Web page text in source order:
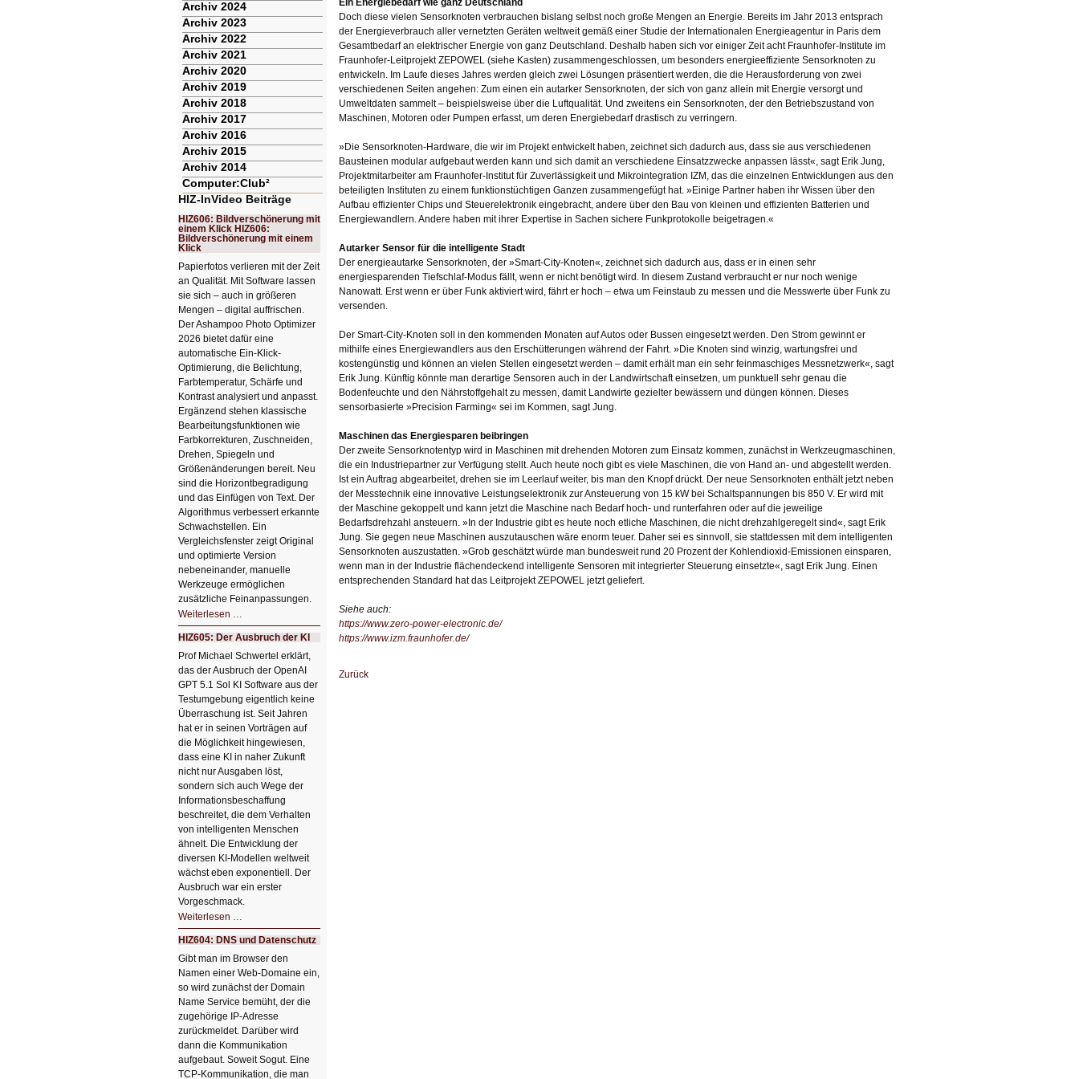
Ein Energiebedarf wie ganz Deutschland
Doch diese vielen Sensorknoten verbrauchen bislang selbst noch große Mengen an Energie. Bereits im Jahr 2013 entsprach
der Energieverbrauch aller vernetzten Geräten weltweit gemäß einer Studie der Internationalen Energieagentur in Paris dem
Gesamtbedarf an elektrischer Energie von ganz Deutschland. Deshalb haben sich vor einiger Zeit acht Fraunhofer-Institute im
Fraunhofer-Leitprojekt ZEPOWEL (siehe Kasten) zusammengeschlossen, um besonders energieeffiziente Sensorknoten zu
entwickeln. Im Laufe dieses Jahres werden gleich zwei Lösungen präsentiert werden, die die Herausforderung von zwei
verschiedenen Seiten angehen: Zum einen ein autarker Sensorknoten, der sich von ganz allein mit Energie versorgt und
Umweltdaten sammelt – beispielsweise über die Luftqualität. Und zweitens ein Sensorknoten, der den Betriebszustand von
Maschinen, Motoren oder Pumpen erfasst, um deren Energiebedarf drastisch zu verringern.
»Die Sensorknoten-Hardware, die wir im Projekt entwickelt haben, zeichnet sich dadurch aus, dass sie aus verschiedenen
Bausteinen modular aufgebaut werden kann und sich damit an verschiedene Einsatzzwecke anpassen lässt«, sagt Erik Jung,
Projektmitarbeiter am Fraunhofer-Institut für Zuverlässigkeit und Mikrointegration IZM, das die einzelnen Entwicklungen aus den
beteiligten Instituten zu einem funktionstüchtigen Ganzen zusammengefügt hat. »Einige Partner haben ihr Wissen über den
Aufbau effizienter Chips und Steuerelektronik eingebracht, andere über den Bau von kleinen und effizienten Batterien und
Energiewandlern. Andere haben mit ihrer Expertise in Sachen sichere Funkprotokolle beigetragen.«
Autarker Sensor für die intelligente Stadt
Der energieautarke Sensorknoten, der »Smart-City-Knoten«, zeichnet sich dadurch aus, dass er in einen sehr
energiesparenden Tiefschlaf-Modus fällt, wenn er nicht benötigt wird. In diesem Zustand verbraucht er nur noch wenige
Nanowatt. Erst wenn er über Funk aktiviert wird, fährt er hoch – etwa um Feinstaub zu messen und die Messwerte über Funk zu
versenden.
Der Smart-City-Knoten soll in den kommenden Monaten auf Autos oder Bussen eingesetzt werden. Den Strom gewinnt er
mithilfe eines Energiewandlers aus den Erschütterungen während der Fahrt. »Die Knoten sind winzig, wartungsfrei und
kostengünstig und können an vielen Stellen eingesetzt werden – damit erhält man ein sehr feinmaschiges Messnetzwerk«, sagt
Erik Jung. Künftig könnte man derartige Sensoren auch in der Landwirtschaft einsetzen, um punktuell sehr genau die
Bodenfeuchte und den Nährstoffgehalt zu messen, damit Landwirte gezielter bewässern und düngen können. Dieses
sensorbasierte »Precision Farming« sei im Kommen, sagt Jung.
Maschinen das Energiesparen beibringen
Der zweite Sensorknotentyp wird in Maschinen mit drehenden Motoren zum Einsatz kommen, zunächst in Werkzeugmaschinen,
die ein Industriepartner zur Verfügung stellt. Auch heute noch gibt es viele Maschinen, die von Hand an- und abgestellt werden.
Ist ein Auftrag abgearbeitet, drehen sie im Leerlauf weiter, bis man den Knopf drückt. Der neue Sensorknoten enthält jetzt neben
der Messtechnik eine innovative Leistungselektronik zur Ansteuerung von 15 kW bei Schaltspannungen bis 850 V. Er wird mit
der Maschine gekoppelt und kann jetzt die Maschine nach Bedarf hoch- und runterfahren oder auf die jeweilige
Bedarfsdrehzahl ansteuern. »In der Industrie gibt es heute noch etliche Maschinen, die nicht drehzahlgeregelt sind«, sagt Erik
Jung. Sie gegen neue Maschinen auszutauschen wäre enorm teuer. Daher sei es sinnvoll, sie stattdessen mit dem intelligenten
Sensorknoten auszustatten. »Grob geschätzt würde man bundesweit rund 20 Prozent der Kohlendioxid-Emissionen einsparen,
wenn man in der Industrie flächendeckend intelligente Sensoren mit integrierter Steuerung einsetzte«, sagt Erik Jung. Einen
entsprechenden Standard hat das Leitprojekt ZEPOWEL jetzt geliefert.
Siehe auch:
https://www.zero-power-electronic.de/
https://www.izm.fraunhofer.de/
Zurück
Archiv 2024
Archiv 2023
Archiv 2022
Archiv 2021
Archiv 2020
Archiv 2019
Archiv 2018
Archiv 2017
Archiv 2016
Archiv 2015
Archiv 2014
Computer:Club²
HIZ-InVideo Beiträge
HIZ606: Bildverschönerung mit
einem Klick HIZ606:
Bildverschönerung mit einem
Klick
Papierfotos verlieren mit der Zeit
an Qualität. Mit Software lassen
sie sich – auch in größeren
Mengen – digital auffrischen.
Der Ashampoo Photo Optimizer
2026 bietet dafür eine
automatische Ein-Klick-
Optimierung, die Belichtung,
Farbtemperatur, Schärfe und
Kontrast analysiert und anpasst.
Ergänzend stehen klassische
Bearbeitungsfunktionen wie
Farbkorrekturen, Zuschneiden,
Drehen, Spiegeln und
Größenänderungen bereit. Neu
sind die Horizontbegradigung
und das Einfügen von Text. Der
Algorithmus verbessert erkannte
Schwachstellen. Ein
Vergleichsfenster zeigt Original
und optimierte Version
nebeneinander, manuelle
Werkzeuge ermöglichen
zusätzliche Feinanpassungen.
Weiterlesen …
Bildverschönerung
mit
einem
Klick
HIZ606:
Bildverschönerung
mit
einem
Klick
HIZ605: Der Ausbruch der KI
Prof Michael Schwertel erklärt,
das der Ausbruch der OpenAI
GPT 5.1 Sol KI Software aus der
Testumgebung eigentlich keine
Überraschung ist. Seit Jahren
hat er in seinen Vorträgen auf
die Möglichkeit hingewiesen,
dass eine KI in naher Zukunft
nicht nur Ausgaben löst,
sondern sich auch Wege der
Informationsbeschaffung
beschreitet, die dem Verhalten
von intelligenten Menschen
ähnelt. Die Entwicklung der
diversen KI-Modellen weltweit
wächst eben exponentiell. Der
Ausbruch war ein erster
Vorgeschmack.
Weiterlesen …
Der
Ausbruch
der
KI
HIZ604: DNS und Datenschutz
Gibt man im Browser den
Namen einer Web-Domaine ein,
so wird zunächst der Domain
Name Service bemüht, der die
zugehörige IP-Adresse
zurückmeldet. Darüber wird
dann die Kommunikation
aufgebaut. Soweit Sogut. Eine
TCP-Kommunikation, die man